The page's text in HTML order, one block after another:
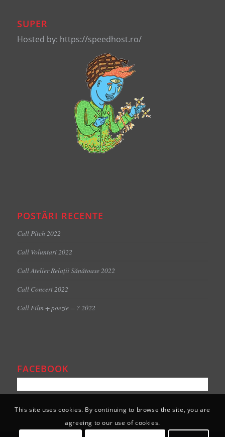
SUPER
Hosted by: https://speedhost.ro/
POSTĂRI RECENTE
Call Pitch 2022
Call Voluntari 2022
Call Atelier Relații Sănătoase 2022
Call Concert 2022
Call Film + poezie = ? 2022
FACEBOOK
This site uses cookies. By continuing to browse the site, you are
agreeing to our use of cookies.